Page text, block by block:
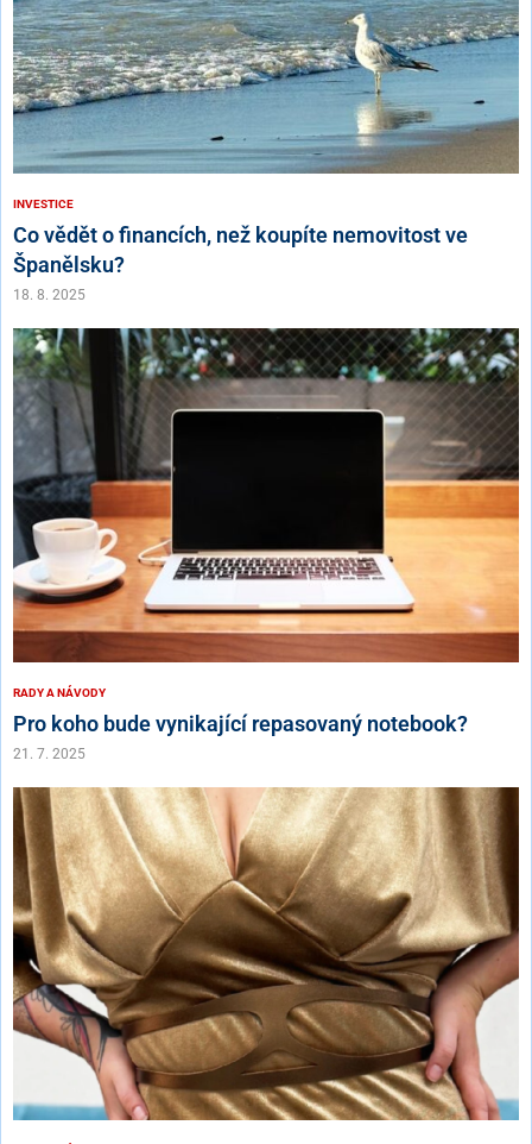
INVESTICE
Co vědět o financích, než koupíte nemovitost ve
Španělsku?
18. 8. 2025
RADY A NÁVODY
Pro koho bude vynikající repasovaný notebook?
21. 7. 2025